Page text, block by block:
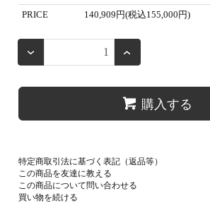
PRICE 140,909円(税込155,000円)
購入する
特定商取引法に基づく表記（返品等）
この商品を友達に教える
この商品について問い合わせる
買い物を続ける